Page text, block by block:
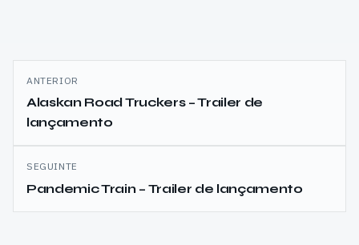
Navegação
de
artigos
ANTERIOR
Alaskan Road Truckers – Trailer de
lançamento
SEGUINTE
Pandemic Train – Trailer de lançamento